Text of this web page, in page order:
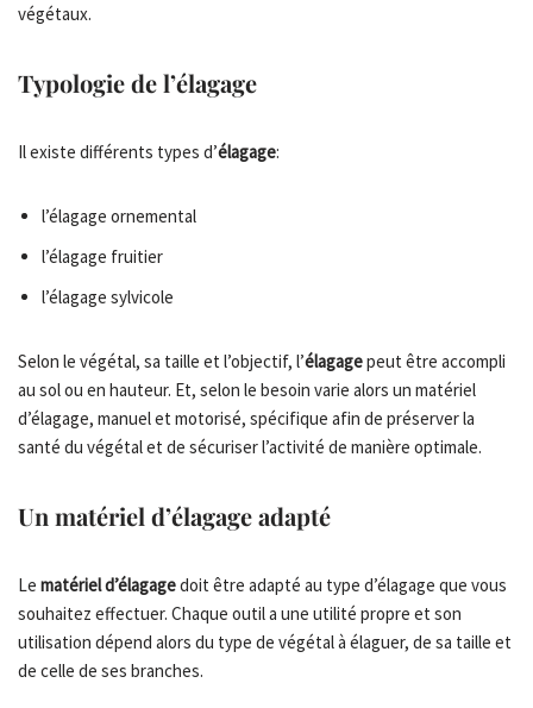
végétaux.
Typologie de l’élagage
Il existe différents types d’élagage:
l’élagage ornemental
l’élagage fruitier
l’élagage sylvicole
Selon le végétal, sa taille et l’objectif, l’élagagepeut être accompli
au sol ou en hauteur. Et, selon le besoin varie alors un matériel
d’élagage, manuel et motorisé, spécifique afin de préserver la
santé du végétal et de sécuriser l’activité de manière optimale.
Un matériel d’élagage adapté
Le matériel d’élagagedoit être adapté au type d’élagage que vous
souhaitez effectuer. Chaque outil a une utilité propre et son
utilisation dépend alors du type de végétal à élaguer, de sa taille et
de celle de ses branches.